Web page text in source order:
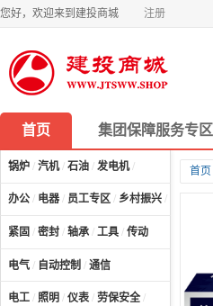
您好，欢迎来到建投商城 注册
首页 集团保障服务专区
锅炉 / 汽机/ 石油 / 发电机/
办公 / 电器 / 员工专区 / 乡村振兴 /
紧固 / 密封 / 轴承 / 工具 / 传动
电气 / 自动控制 / 通信
电工 / 照明 / 仪表 / 劳保安全 /
首页